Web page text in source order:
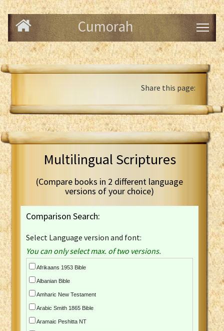
Cumorah
Share this page:
Multilingual Scriptures
(Compare books in 2 different language
versions of your choice)
Comparison Search:
Select Language version and font:
You can only select max. of two versions.
Afrikaans 1953 Bible
Albanian Bible
Amharic New Testament
Arabic Smith 1865 Bible
Aramaic Peshitta NT